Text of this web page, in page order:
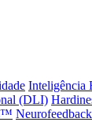
Inteligência
(DLI)